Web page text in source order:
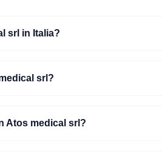
srl in Italia?
srl?
Atos medical srl?